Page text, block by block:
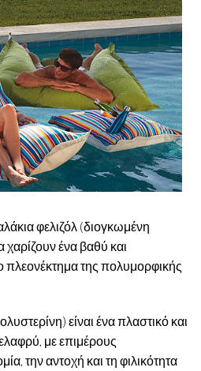
φελιζόλ (διογκωμένη
χαρίζουν ένα βαθύ και
πλεονέκτημα της πολυμορφικής
είναι ένα πλαστικό και
με επιμέρους
την αντοχή και τη φιλικότητα